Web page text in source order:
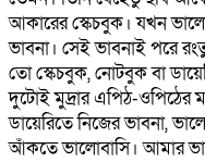
আকারের স্কেচবুক। যখন
ভাবনা। সেই ভাবনাই পরে
তো স্কেচবুক, নোটবুক বা
দুটোই মুদ্রার এপিঠ-ওপিঠের
ডায়েরিতে নিজের ভাবনা,
আঁকতে ভালোবাসি। আমার